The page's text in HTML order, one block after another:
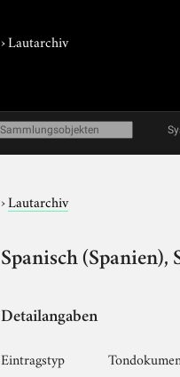
›Lautarchiv
›Lautarchiv
Spanisch (Spanien),
Detailangaben
Eintragstyp